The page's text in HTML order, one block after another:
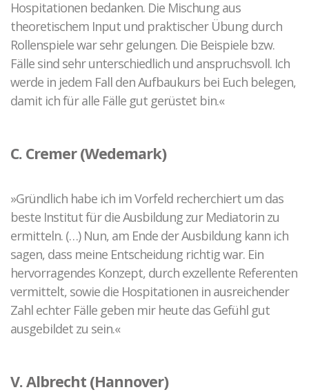
Hospitationen bedanken. Die Mischung aus
theoretischem Input und praktischer Übung durch
Rollenspiele war sehr gelungen. Die Beispiele bzw.
Fälle sind sehr unterschiedlich und anspruchsvoll. Ich
werde in jedem Fall den Aufbaukurs bei Euch belegen,
damit ich für alle Fälle gut gerüstet bin.«
C. Cremer (Wedemark)
»Gründlich habe ich im Vorfeld recherchiert um das
beste Institut für die Ausbildung zur Mediatorin zu
ermitteln. (…) Nun, am Ende der Ausbildung kann ich
sagen, dass meine Entscheidung richtig war. Ein
hervorragendes Konzept, durch exzellente Referenten
vermittelt, sowie die Hospitationen in ausreichender
Zahl echter Fälle geben mir heute das Gefühl gut
ausgebildet zu sein.«
V. Albrecht (Hannover)